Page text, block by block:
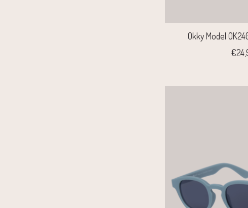
Okky Model